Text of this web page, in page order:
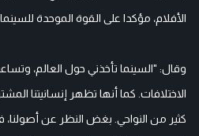
الأفلام، مؤكدا على القوة الموحدة للسينما.
وقال: "السينما تأخذني حول العالم،
الاختلافات. كما أنها تظهر إنسانيتنا
كثير من النواحي. بغض النظر عن